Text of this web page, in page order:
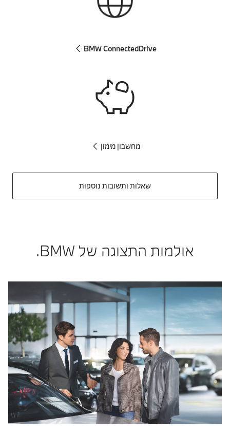
BMW ConnectedDrive
מחשבון מימון
שאלות ותשובות נוספות
אולמות התצוגה של BMW.